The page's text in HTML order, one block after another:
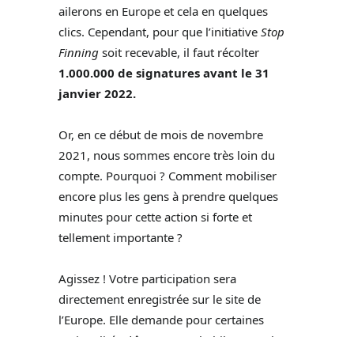
ailerons en Europe et cela en quelques
clics. Cependant, pour que l’initiative Stop
Finning soit recevable, il faut récolter
1.000.000 de signatures avant le 31
janvier 2022.
Or, en ce début de mois de novembre
2021, nous sommes encore très loin du
compte. Pourquoi ? Comment mobiliser
encore plus les gens à prendre quelques
minutes pour cette action si forte et
tellement importante ?
Agissez ! Votre participation sera
directement enregistrée sur le site de
l’Europe. Elle demande pour certaines